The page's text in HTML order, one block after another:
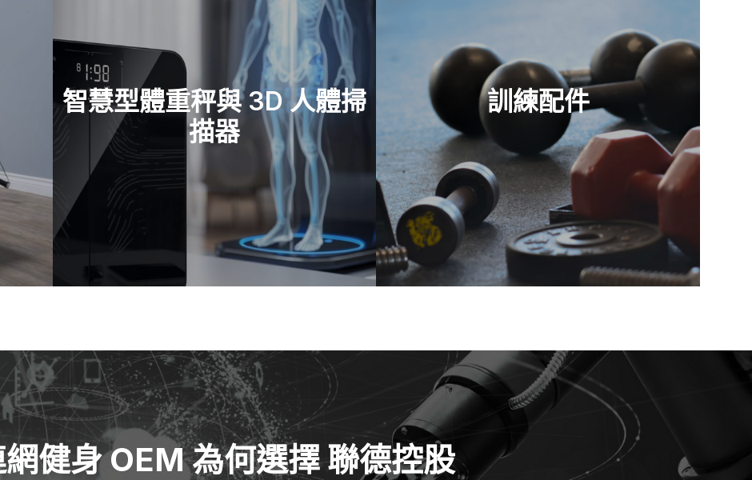
智慧型體重秤與 3D 人體掃
描器
查看零件 訓練配件
查看零件
健身 OEM 為何選擇 聯德控股